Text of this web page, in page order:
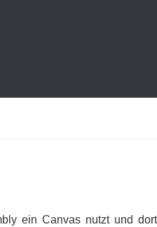
ein Canvas nutzt und dort